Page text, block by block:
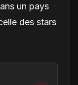
un pays
des stars